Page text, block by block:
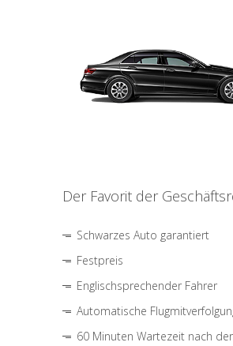
Der Favorit der
Schwarzes Auto garantiert
Festpreis
Englischsprechender Fahrer
Automatische
60 Minuten Wartezeit nach